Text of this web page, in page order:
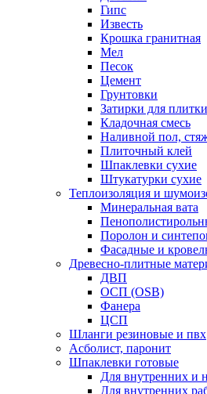
Гипс
Известь
Крошка гранитная
Мел
Песок
Цемент
Грунтовки
Затирки для плитки
Кладочная смесь
Наливной пол,
Плиточный клей
Шпаклевки сухие
Штукатурки сухие
Теплоизоляция и
Минеральная вата
Поролон и
Фасадные и
Древесно-плитные
ДВП
ОСП (OSB)
Фанера
ЦСП
Шланги резиновые и пвх
Асболист, паронит
Шпаклевки готовые
Для внутренних и
Для внутренних